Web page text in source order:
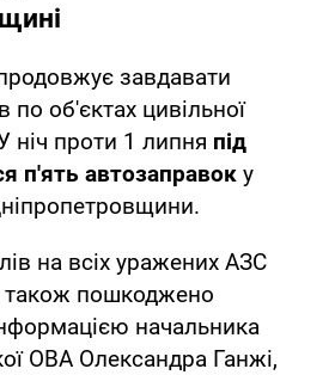
завдавати
по об'єктах цивільної
ніч проти 1 липня під
п'ять автозаправок у
на всіх уражених АЗС
пошкоджено
начальника
ОВА Олександра Ганжі,